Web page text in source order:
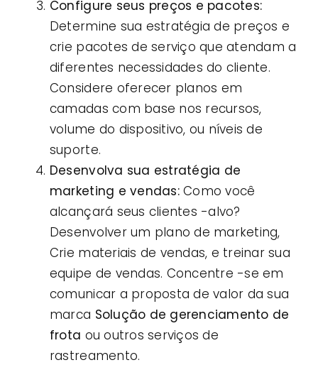
Configure seus preços e pacotes:
Determine sua estratégia de preços e
crie pacotes de serviço que atendam a
diferentes necessidades do cliente.
Considere oferecer planos em
camadas com base nos recursos,
volume do dispositivo, ou níveis de
suporte.
Desenvolva sua estratégia de
marketing e vendas:Como você
alcançará seus clientes -alvo?
Desenvolver um plano de marketing,
Crie materiais de vendas, e treinar sua
equipe de vendas. Concentre -se em
comunicar a proposta de valor da sua
marca Solução de gerenciamento de
frota ou outros serviços de
rastreamento.